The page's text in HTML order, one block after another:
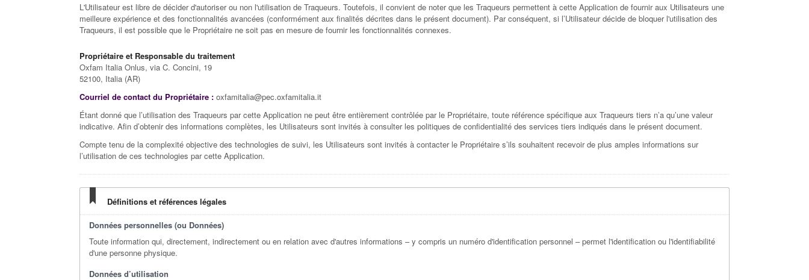
L'Utilisateur est libre de décider d'autoriser ou non l'utilisation de Traqueurs. Toutefois, il convient de noter que les Traqueurs permettent à cette Application de fournir aux Utilisateurs une
meilleure expérience et des fonctionnalités avancées (conformément aux finalités décrites dans le présent document). Par conséquent, si l’Utilisateur décide de bloquer l'utilisation des
Traqueurs, il est possible que le Propriétaire ne soit pas en mesure de fournir les fonctionnalités connexes.
Propriétaire et Responsable du traitement
Oxfam Italia Onlus, via C. Concini, 19
52100, Italia (AR)
Courriel de contact du Propriétaire : oxfamitalia@pec.oxfamitalia.it
Étant donné que l’utilisation des Traqueurs par cette Application ne peut être entièrement contrôlée par le Propriétaire, toute référence spécifique aux Traqueurs tiers n’a qu’une valeur
indicative. Afin d’obtenir des informations complètes, les Utilisateurs sont invités à consulter les politiques de confidentialité des services tiers indiqués dans le présent document.
Compte tenu de la complexité objective des technologies de suivi, les Utilisateurs sont invités à contacter le Propriétaire s’ils souhaitent recevoir de plus amples informations sur
l’utilisation de ces technologies par cette Application.
Définitions et références légales
Données personnelles (ou Données)
Toute information qui, directement, indirectement ou en relation avec d'autres informations – y compris un numéro d'identification personnel – permet l'identification ou l'identifiabilité
d'une personne physique.
Données d’utilisation